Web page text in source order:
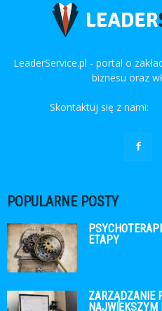
LeaderService.pl - portal o
biznesu oraz
Skontaktuj się z nami:
POPULARNE POSTY
ETAPY
ZARZĄDZANIE
NAJWIĘKSZYM